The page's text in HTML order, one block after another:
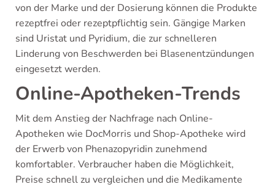
von der Marke und der Dosierung können die Produkte
rezeptfrei oder rezeptpflichtig sein. Gängige Marken
sind Uristat und Pyridium, die zur schnelleren
Linderung von Beschwerden bei Blasenentzündungen
eingesetzt werden.
Online-Apotheken-Trends
Mit dem Anstieg der Nachfrage nach Online-
Apotheken wie DocMorris und Shop-Apotheke wird
der Erwerb von Phenazopyridin zunehmend
komfortabler. Verbraucher haben die Möglichkeit,
Preise schnell zu vergleichen und die Medikamente